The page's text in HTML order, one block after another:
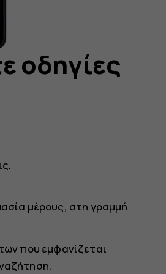
οδηγίες
μέρους, στη γραμμή
που εμφανίζεται